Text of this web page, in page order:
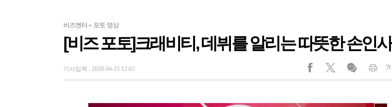
비즈엔터 > 포토·영상
[비즈 포토]크래비티, 데뷔를 알리는 따뜻한 손인사
기사입력 : 2020-04-15 12:03